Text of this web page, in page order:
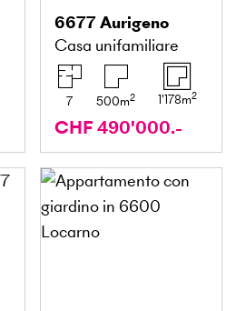
6677Aurigeno
Casa unifamiliare
7 500m2 1'178m2
CHF 490'000.-